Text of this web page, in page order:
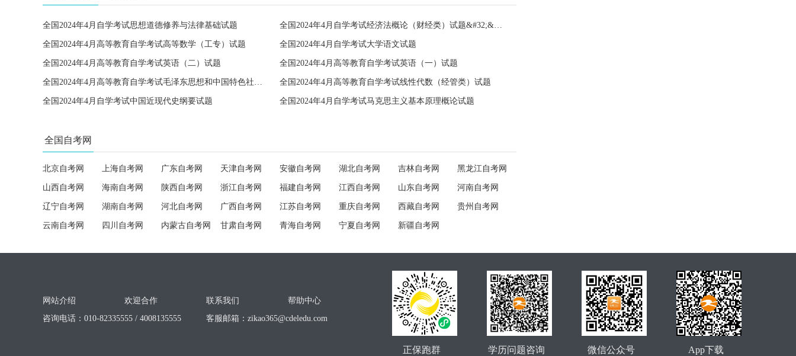
全国2024年4月自学考试思想道德修养与法律基础试题 全国2024年4月自学考试经济法概论（财经类）试题&#32;&#32;
全国2024年4月高等教育自学考试高等数学（工专）试题 全国2024年4月自学考试大学语文试题
全国2024年4月高等教育自学考试英语（二）试题 全国2024年4月高等教育自学考试英语（一）试题
全国2024年4月高等教育自学考试毛泽东思想和中国特色社会主义理论体系概论试题 全国2024年4月高等教育自学考试线性代数（经管类）试题
全国2024年4月自学考试中国近现代史纲要试题 全国2024年4月自学考试马克思主义基本原理概论试题
全国自考网
北京自考网 上海自考网 广东自考网 天津自考网 安徽自考网 湖北自考网 吉林自考网 黑龙江自考网
山西自考网 海南自考网 陕西自考网 浙江自考网 福建自考网 江西自考网 山东自考网 河南自考网
辽宁自考网 湖南自考网 河北自考网 广西自考网 江苏自考网 重庆自考网 西藏自考网 贵州自考网
云南自考网 四川自考网 内蒙古自考网 甘肃自考网 青海自考网 宁夏自考网 新疆自考网
网站介绍 欢迎合作 联系我们
帮助中心
咨询电话：010-82335555 / 4008135555
客服邮箱： zikao365@cdeledu.com
App下载
微信公众号
学历问题咨询
正保跑群